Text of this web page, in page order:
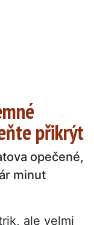
přikrýt
opečené,
minut
ale velmi